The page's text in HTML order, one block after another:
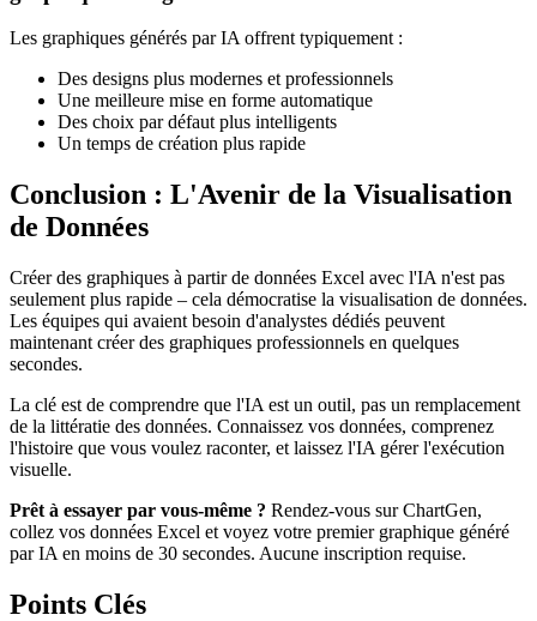
Les graphiques générés par IA offrent typiquement :
Des designs plus modernes et professionnels
Une meilleure mise en forme automatique
Des choix par défaut plus intelligents
Un temps de création plus rapide
Conclusion : L'Avenir de la Visualisation
de Données
Créer des graphiques à partir de données Excel avec l'IA n'est pas
seulement plus rapide – cela démocratise la visualisation de données.
Les équipes qui avaient besoin d'analystes dédiés peuvent
maintenant créer des graphiques professionnels en quelques
secondes.
La clé est de comprendre que l'IA est un outil, pas un remplacement
de la littératie des données. Connaissez vos données, comprenez
l'histoire que vous voulez raconter, et laissez l'IA gérer l'exécution
visuelle.
Prêt à essayer par vous-même ? Rendez-vous sur ChartGen,
collez vos données Excel et voyez votre premier graphique généré
par IA en moins de 30 secondes. Aucune inscription requise.
Points Clés